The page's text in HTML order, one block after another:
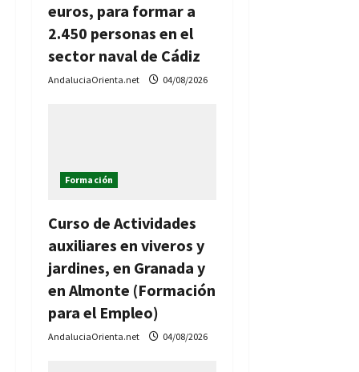
n
t
r
s
euros, para formar a
2.450 personas en el
sector naval de Cádiz
AndaluciaOrienta.net 04/08/2026
Formación
Curso de Actividades
auxiliares en viveros y
jardines, en Granada y
en Almonte (Formación
para el Empleo)
AndaluciaOrienta.net 04/08/2026